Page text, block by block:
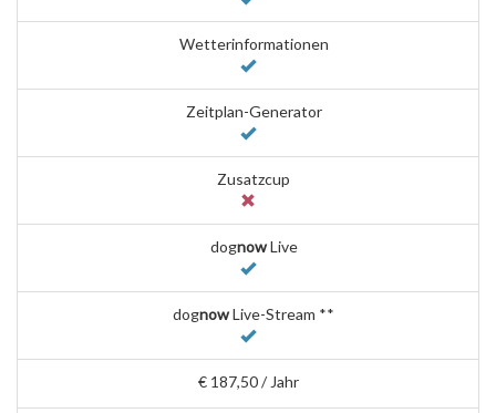
Wetterinformationen
Zeitplan-Generator
Zusatzcup
dognowLive
dognowLive-Stream **
€ 187,50 / Jahr